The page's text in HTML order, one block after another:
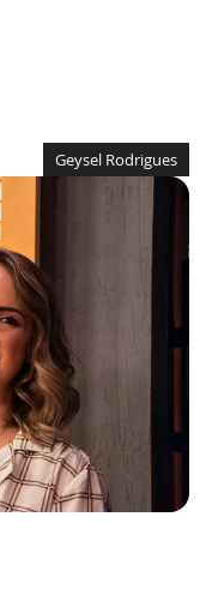
Geysel Rodrigues